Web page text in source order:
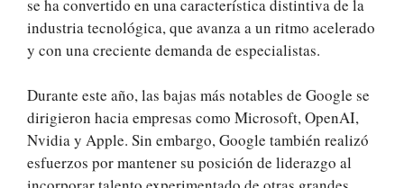
se ha convertido en una característica distintiva de la
industria tecnológica, que avanza a un ritmo acelerado
y con una creciente demanda de especialistas.
Durante este año, las bajas más notables de Google se
dirigieron hacia empresas como Microsoft, OpenAI,
Nvidia y Apple. Sin embargo, Google también realizó
esfuerzos por mantener su posición de liderazgo al